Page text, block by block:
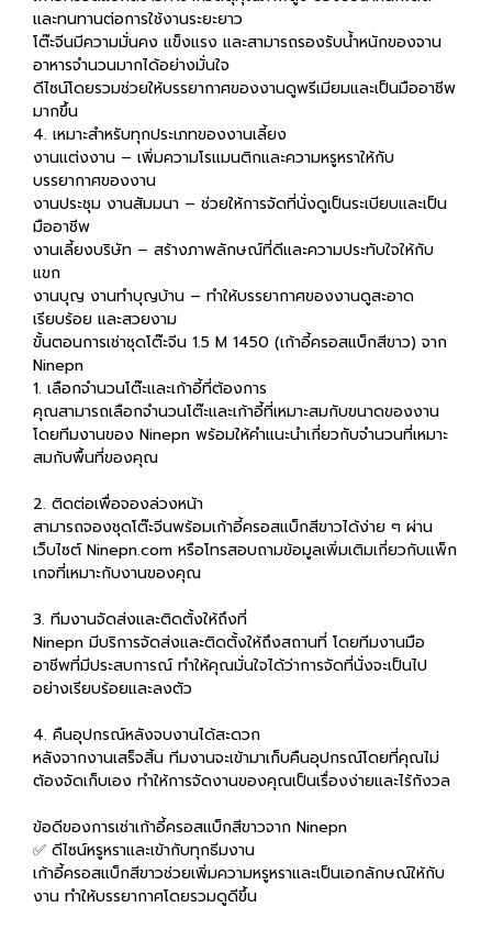
และทนทานต่อการใช้งานระยะยาว
โต๊ะจีนมีความมั่นคง แข็งแรง และสามารถรองรับน้ำหนักของจาน
อาหารจำนวนมากได้อย่างมั่นใจ
ดีไซน์โดยรวมช่วยให้บรรยากาศของงานดูพรีเมียมและเป็นมืออาชีพ
มากขึ้น
4. เหมาะสำหรับทุกประเภทของงานเลี้ยง
งานแต่งงาน – เพิ่มความโรแมนติกและความหรูหราให้กับ
บรรยากาศของงาน
งานประชุม งานสัมมนา – ช่วยให้การจัดที่นั่งดูเป็นระเบียบและเป็น
มืออาชีพ
งานเลี้ยงบริษัท – สร้างภาพลักษณ์ที่ดีและความประทับใจให้กับ
แขก
งานบุญ งานทำบุญบ้าน – ทำให้บรรยากาศของงานดูสะอาด
เรียบร้อย และสวยงาม
ขั้นตอนการเช่าชุดโต๊ะจีน 1.5 M 1450 (เก้าอี้ครอสแบ็กสีขาว) จาก
Ninepn
1. เลือกจำนวนโต๊ะและเก้าอี้ที่ต้องการ
คุณสามารถเลือกจำนวนโต๊ะและเก้าอี้ที่เหมาะสมกับขนาดของงาน
โดยทีมงานของ Ninepn พร้อมให้คำแนะนำเกี่ยวกับจำนวนที่เหมาะ
สมกับพื้นที่ของคุณ
2. ติดต่อเพื่อจองล่วงหน้า
สามารถจองชุดโต๊ะจีนพร้อมเก้าอี้ครอสแบ็กสีขาวได้ง่าย ๆ ผ่าน
เว็บไซต์ Ninepn.com หรือโทรสอบถามข้อมูลเพิ่มเติมเกี่ยวกับแพ็ก
เกจที่เหมาะกับงานของคุณ
3. ทีมงานจัดส่งและติดตั้งให้ถึงที่
Ninepn มีบริการจัดส่งและติดตั้งให้ถึงสถานที่ โดยทีมงานมือ
อาชีพที่มีประสบการณ์ ทำให้คุณมั่นใจได้ว่าการจัดที่นั่งจะเป็นไป
อย่างเรียบร้อยและลงตัว
4. คืนอุปกรณ์หลังจบงานได้สะดวก
หลังจากงานเสร็จสิ้น ทีมงานจะเข้ามาเก็บคืนอุปกรณ์โดยที่คุณไม่
ต้องจัดเก็บเอง ทำให้การจัดงานของคุณเป็นเรื่องง่ายและไร้กังวล
ข้อดีของการเช่าเก้าอี้ครอสแบ็กสีขาวจาก Ninepn
✅ ดีไซน์หรูหราและเข้ากับทุกธีมงาน
เก้าอี้ครอสแบ็กสีขาวช่วยเพิ่มความหรูหราและเป็นเอกลักษณ์ให้กับ
งาน ทำให้บรรยากาศโดยรวมดูดีขึ้น